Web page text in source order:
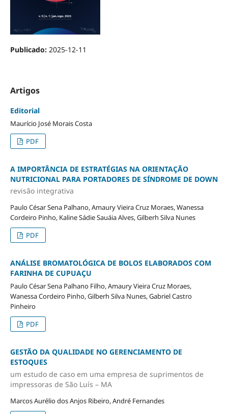
Publicado: 2025-12-11
Artigos
Editorial
Maurício José Morais Costa
PDF
A IMPORTÂNCIA DE ESTRATÉGIAS NA ORIENTAÇÃO
NUTRICIONAL PARA PORTADORES DE SÍNDROME DE DOWN
revisão integrativa
Paulo César Sena Palhano, Amaury Vieira Cruz Moraes, Wanessa
Cordeiro Pinho, Kaline Sádie Sauáia Alves, Gilberh Silva Nunes
PDF
ANÁLISE BROMATOLÓGICA DE BOLOS ELABORADOS COM
FARINHA DE CUPUAÇU
Paulo César Sena Palhano Filho, Amaury Vieira Cruz Moraes,
Wanessa Cordeiro Pinho, Gilberh Silva Nunes, Gabriel Castro
Pinheiro
PDF
GESTÃO DA QUALIDADE NO GERENCIAMENTO DE
ESTOQUES
um estudo de caso em uma empresa de suprimentos de
impressoras de São Luís – MA
Marcos Aurélio dos Anjos Ribeiro, André Fernandes